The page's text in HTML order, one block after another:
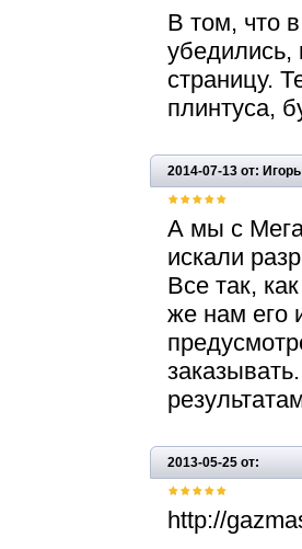
В том, что
убедились,
страницу.
плинтуса,
2014-07-13 от:
А мы с
искали
Все так,
же нам его
2013-05-25 от:
http://